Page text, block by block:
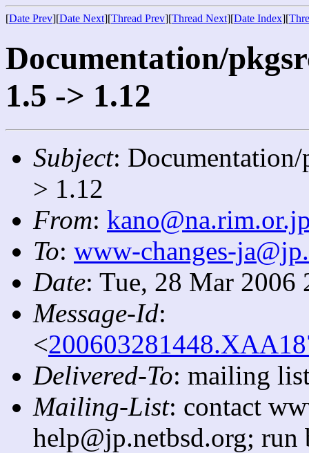
[Date Prev][Date Next][Thread Prev][Thread Next][Date Index][
Documentation/
1.5 -> 1.12
Subject:
> 1.12
From:
To: www-changes-
Date: Tue, 28 Mar 2006
Message-Id:
<
Delivered-To: mailing
Mailing-List: contact
help@jp.netbsd.org;